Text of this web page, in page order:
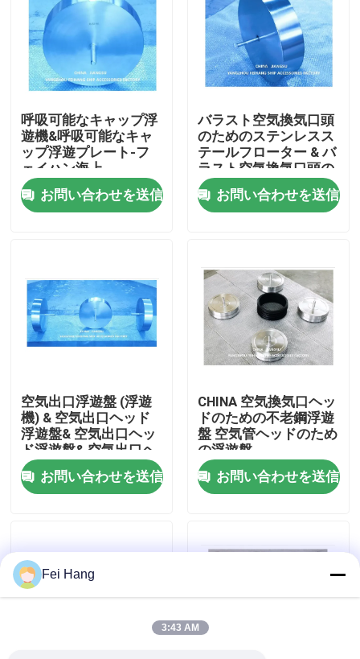
ホーム
企業情報
会社案内
品質管理
お問い合わせ
見積依頼
マリンエアベントヘッド
マリン缶浄水フィルター
呼吸可能なキャップ浮
遊機&呼吸可能なキャ
ップ浮遊プレート-フ
ェイハン海上
お問い合わせを送信
バラスト空気換気口頭
のためのステンレスス
テールフローター & バ
ラスト空気換気口頭の
ためのステンレスステ
ールフローター
お問い合わせを送信
空気出口浮遊盤 (浮遊
機) & 空気出口ヘッド
浮遊盤& 空気出口ヘッ
ド浮遊盤& 空気出口ヘ
ッド浮遊盤
お問い合わせを送信
CHINA 空気換気口ヘッ
ドのための不老鋼浮遊
盤 空気管ヘッドのため
の浮遊盤
お問い合わせを送信
Fei Hang
3:43 AM